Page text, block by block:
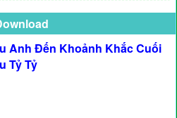
Anh Đến Khoảnh Khắc Cuối
Tỷ Tỷ